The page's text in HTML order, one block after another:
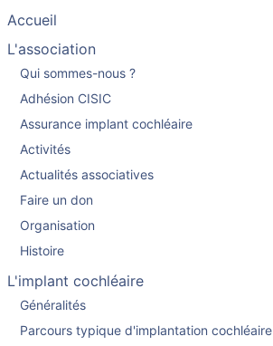
Accueil
L'association
Qui sommes-nous ?
Adhésion CISIC
Assurance implant cochléaire
Activités
Actualités associatives
Faire un don
Organisation
Histoire
L'implant cochléaire
Généralités
Parcours typique d'implantation cochléaire